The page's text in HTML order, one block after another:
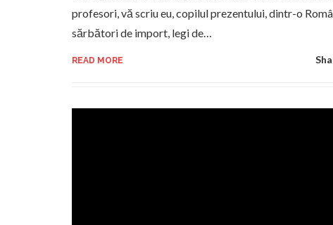
profesori, vă scriu eu, copilul prezentului, dintr-o
sărbători de import, legi de…
READ MORE